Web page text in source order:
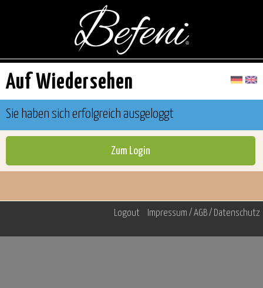
Auf Wiedersehen
Sie haben sich erfolgreich ausgeloggt
Logout Impressum / AGB / Datenschutz